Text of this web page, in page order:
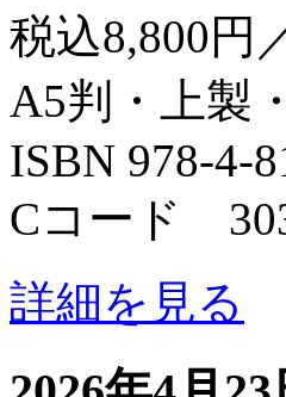
税込8,800円
A5判・上製
ISBN 978-4-
Cコード
詳細を見る